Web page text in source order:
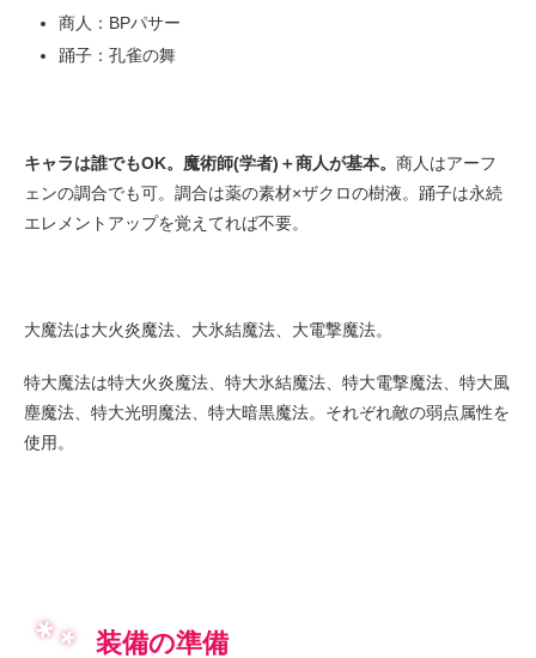
商人：BPパサー
踊子：孔雀の舞
キャラは誰でもOK。魔術師(学者)＋商人が基本。 商人はアーフ
ェンの調合でも可。調合は薬の素材×ザクロの樹液。踊子は永続
エレメントアップを覚えてれば不要。
大魔法は大火炎魔法、大氷結魔法、大電撃魔法。
特大魔法は特大火炎魔法、特大氷結魔法、特大電撃魔法、特大風
塵魔法、特大光明魔法、特大暗黒魔法。それぞれ敵の弱点属性を
使用。
装備の準備